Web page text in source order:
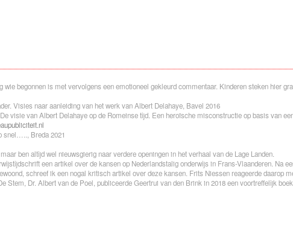
wie begonnen is met vervolgens een emotioneel gekleurd commentaar. Kinderen steken hier
Visies naar aanleiding van het werk van Albert Delahaye, Bavel 2016
De visie van Albert Delahaye op de Romeinse tijd. Een heroïsche misconstructie op basis van
snel….., Breda 2021
ben altijd wel nieuwsgierig naar verdere openingen in het verhaal van de Lage Landen.
een artikel over de kansen op Nederlandstalig onderwijs in Frans-Vlaanderen. Na
schreef ik een nogal kritisch artikel over deze kansen. Frits Niessen reageerde daarop
Stem, Dr. Albert van de Poel, publiceerde Geertrui van den Brink in 2018 een voortreffelijk